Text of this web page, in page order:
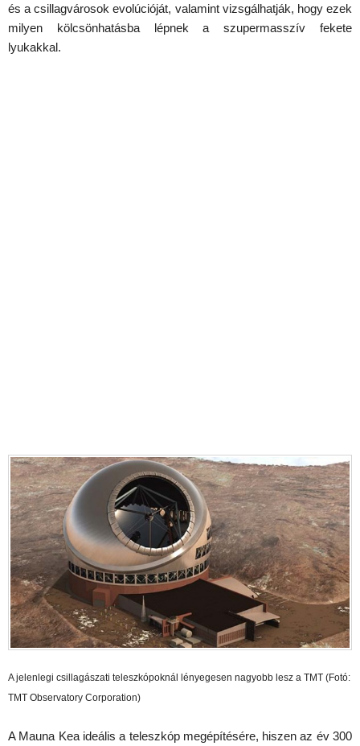
és a csillagvárosok evolúcióját, valamint vizsgálhatják, hogy ezek
milyen kölcsönhatásba lépnek a szupermasszív fekete
lyukakkal.
A jelenlegi csillagászati teleszkópoknál lényegesen nagyobb lesz a TMT (Fotó:
TMT Observatory Corporation)
A Mauna Kea ideális a teleszkóp megépítésére, hiszen az év 300